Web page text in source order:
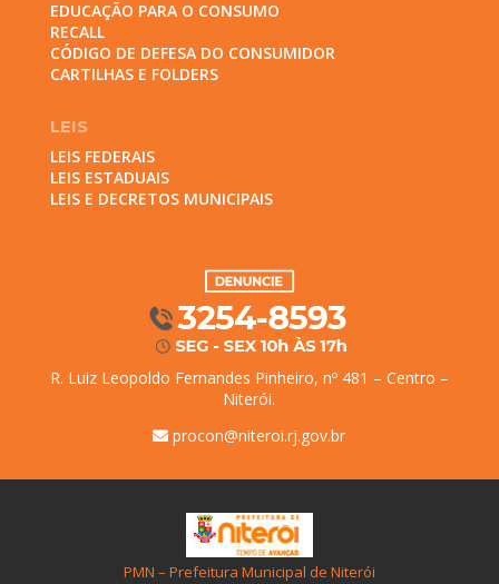
EDUCAÇÃO PARA O CONSUMO
RECALL
CÓDIGO DE DEFESA DO CONSUMIDOR
CARTILHAS E FOLDERS
LEIS
LEIS FEDERAIS
LEIS ESTADUAIS
LEIS E DECRETOS MUNICIPAIS
R. Luiz Leopoldo Fernandes Pinheiro, nº 481 – Centro –
Niterói.
procon@niteroi.rj.gov.br
PMN – Prefeitura Municipal de Niterói